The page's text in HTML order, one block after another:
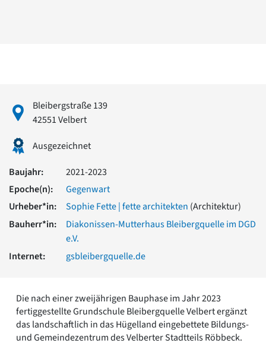
Epochen
Gesamtübersicht...
Postmoderne
Moderne
Reformarchitektur
Jugendstil
Historismus
Klassizismus
Renaissance
Gotik
Römische Antike
Über uns
Über baukunst-nrw
Bleibergstraße 139
42551 Velbert
Ausgezeichnet
Baujahr:
2021-2023
Epoche(n):
Gegenwart
Urheber*in:
Sophie Fette | fette architekten (Architektur)
Bauherr*in:
Diakonissen-Mutterhaus Bleibergquelle im DGD
e.V.
Internet:
gsbleibergquelle.de
Die nach einer zweijährigen Bauphase im Jahr 2023
fertiggestellte Grundschule Bleibergquelle Velbert ergänzt
das landschaftlich in das Hügelland eingebettete Bildungs-
und Gemeindezentrum des Velberter Stadtteils Röbbeck.